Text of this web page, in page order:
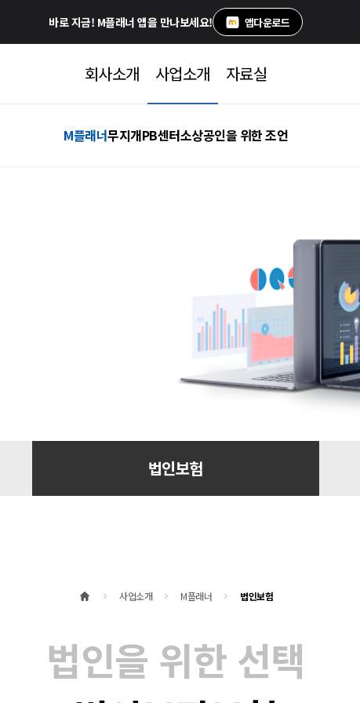
바로 지금! M플래너 앱을 만나보세요! 앱다운로드
회사소개 사업소개
M플래너무지개PB센터소상공인을 위한 조언
자료실
법인보험
사업소개 M플래너 법인보험
법인을 위한 선택